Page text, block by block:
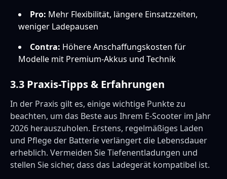
Pro: Mehr Flexibilität, längere Einsatzzeiten,
weniger Ladepausen
Contra: Höhere Anschaffungskosten für
Modelle mit Premium-Akkus und Technik
3.3 Praxis-Tipps & Erfahrungen
In der Praxis gilt es, einige wichtige Punkte zu
beachten, um das Beste aus Ihrem E-Scooter im Jahr
2026 herauszuholen. Erstens, regelmäßiges Laden
und Pflege der Batterie verlängert die Lebensdauer
erheblich. Vermeiden Sie Tiefenentladungen und
stellen Sie sicher, dass das Ladegerät kompatibel ist.